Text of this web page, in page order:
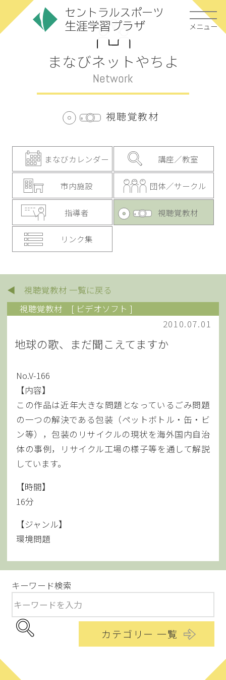
メニュー
まなびネットやちよ
Network
視聴覚教材
まなびカレンダー 講座／教室
市内施設 団体／サークル
指導者 視聴覚教材
リンク集
◀ 視聴覚教材 一覧に戻る
視聴覚教材
[ ビデオソフト ]
2010.07.01
地球の歌、まだ聞こえてますか
No.V-166
【内容】
この作品は近年大きな問題となっているごみ問題
の一つの解決である包装（ペットボトル・缶・ビ
ン等），包装のリサイクルの現状を海外国内自治
体の事例，リサイクル工場の様子等を通して解説
しています。
【時間】
16分
【ジャンル】
環境問題
キーワード検索
カテゴリー 一覧